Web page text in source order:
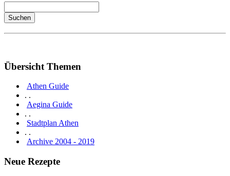
Übersicht Themen
Athen Guide
. .
Aegina Guide
. .
Stadtplan Athen
. .
Archive 2004 - 2019
Neue Rezepte